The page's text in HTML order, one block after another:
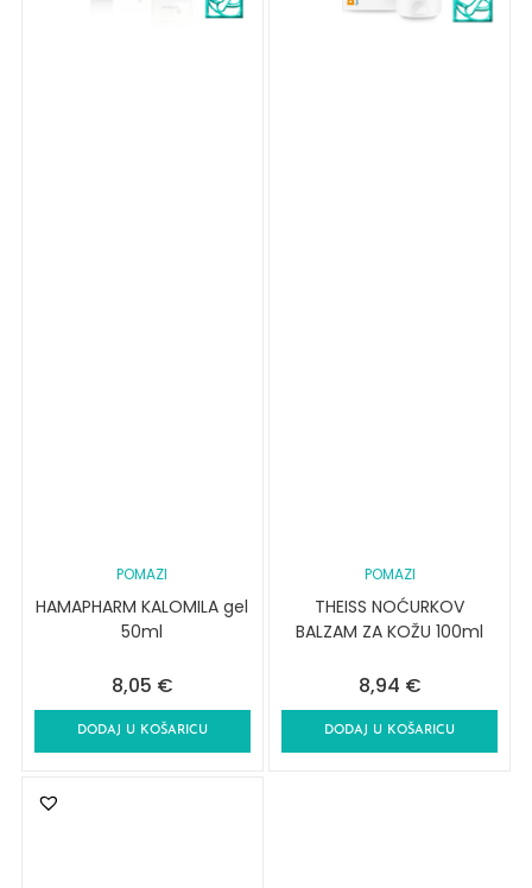
POMAZI
HAMAPHARM KALOMILA gel
50ml
8,05 €
DODAJ U KOŠARICU
POMAZI
THEISS NOĆURKOV
BALZAM ZA KOŽU 100ml
8,94 €
DODAJ U KOŠARICU